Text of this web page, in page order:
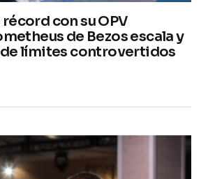
con su OPV
de Bezos escala y
límites controvertidos